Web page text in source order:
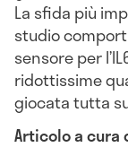
La sfida più
studio
sensore per
ridottissime
giocata tutta
Articolo a cura